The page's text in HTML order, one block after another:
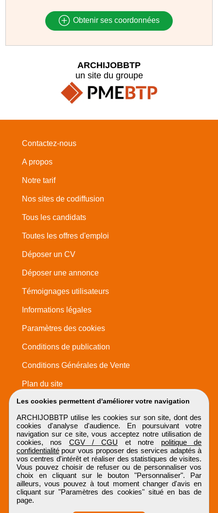
Obtenir ses coordonnées
Les cookies permettent d'améliorer votre navigation
ARCHIJOBBTP utilise les cookies sur son site, dont des
cookies d'analyse d'audience. En poursuivant votre
navigation sur ce site, vous acceptez notre utilisation de
cookies, nos CGV / CGU et notre politique de
confidentialitépour vous proposer des services adaptés à
vos centres d'intérêt et réaliser des statistiques de visites.
Vous pouvez choisir de refuser ou de personnaliser vos
choix en cliquant sur le bouton "Personnaliser". Par
ailleurs, vous pouvez à tout moment changer d'avis en
cliquant sur "Paramètres des cookies" situé en bas de
page.
ARCHIJOBBTP
un site du groupe
Contactez-nous
A propos
Notre tarif
Nos sites de codiffusion
Tous les candidats
Toutes les offres d'emploi
Déposer un CV
Déposer une annonce
Témoignages utilisateurs
Informations légales
Paramètres des cookies
Conditions de publication
Conditions Générales de Vente
Plan du site